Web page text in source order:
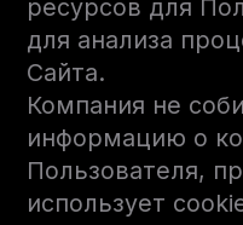
ресурсов для
для анализа
Сайта.
Компания не
информацию о
Пользователя,
использует